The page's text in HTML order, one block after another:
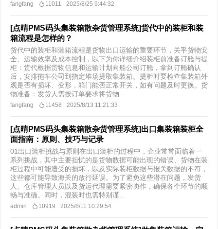
fangfang 11011 2025/8/25 9:44:32
[点晴PMS码头集装箱散杂货管理系统]货代中的装柜和装
箱流程是怎样的？
货代中的装柜和装箱流程是货物出口运输的重要环节，关乎货物安
全、运输效率及成本控制，以下为你详细介绍装柜前准备订舱与提
柜：货代根据货物信息和运输计划向船公司订舱，拿到订舱确认
后，安排拖车公司到指定堆场提取集装箱。提柜时要检查集装箱外
观是否有损坏、变形，箱门能否正常开关，如有问题及时更换。货
物准备：发货人需按订单要求将货物...
fangfang 11458 2025/8/13 11:21:33
[点晴PMS码头集装箱散杂货管理系统]出口集装箱装柜全
面指南：原则、技巧与记录
01出口装柜挑战与原则在出口装柜的过程中，企业常常面临着一
系列挑战，其中主要担忧的是货物数据可能出现的错误、货物在装
柜过程中可能遭受的损坏，以及实际装柜数据与报关数据的不符，
这些都可能导致海关的放行延误。为了避免这些潜在问题，发货
人、仓库管理人员以及货运代理需要紧密协作，确保各个环节的顺
畅与准确。同时，混装时也需特别谨...
admin 10919 2025/8/11 10:29:54